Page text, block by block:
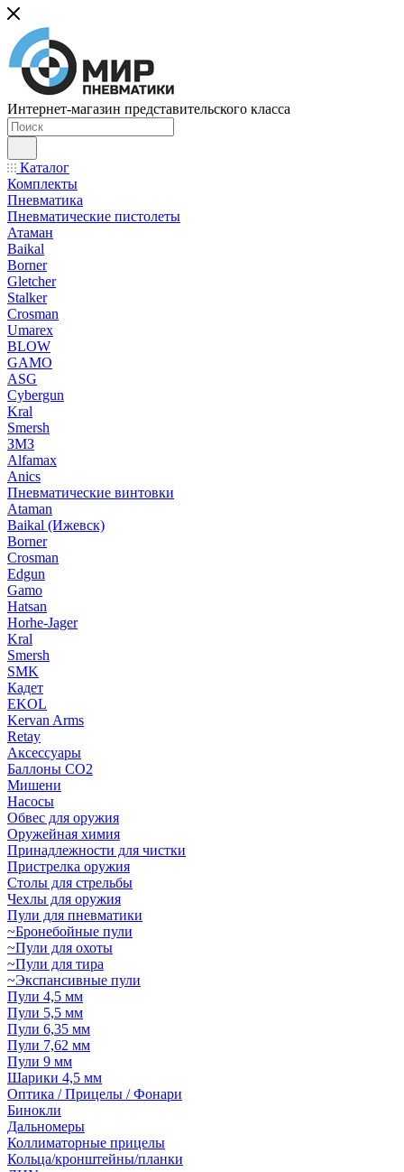
Интернет-магазин представительского класса
Каталог
Комплекты
Пневматика
Пневматические пистолеты
Атаман
Baikal
Borner
Gletcher
Stalker
Crosman
Umarex
BLOW
GAMO
ASG
Cybergun
Kral
Smersh
ЗМЗ
Alfamax
Anics
Пневматические винтовки
Ataman
Baikal (Ижевск)
Borner
Crosman
Edgun
Gamo
Hatsan
Horhe-Jager
Kral
Smersh
SMK
Кадет
EKOL
Kervan Arms
Retay
Аксессуары
Баллоны СО2
Мишени
Насосы
Обвес для оружия
Оружейная химия
Принадлежности для чистки
Пристрелка оружия
Столы для стрельбы
Чехлы для оружия
Пули для пневматики
~Бронебойные пули
~Пули для охоты
~Пули для тира
~Экспансивные пули
Пули 4,5 мм
Пули 5,5 мм
Пули 6,35 мм
Пули 7,62 мм
Пули 9 мм
Шарики 4,5 мм
Оптика / Прицелы / Фонари
Бинокли
Дальномеры
Коллиматорные прицелы
Кольца/кронштейны/планки